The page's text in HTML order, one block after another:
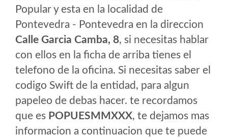
Popular y esta en la localidad de
Pontevedra - Pontevedra en la direccion
Calle Garcia Camba, 8, si necesitas hablar
con ellos en la ficha de arriba tienes el
telefono de la oficina. Si necesitas saber el
codigo Swift de la entidad, para algun
papeleo de debas hacer. te recordamos
que es POPUESMMXXX, te dejamos mas
informacion a continuacion que te puede